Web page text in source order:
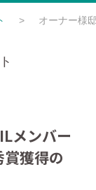
オーナー様
メンバー
獲得の